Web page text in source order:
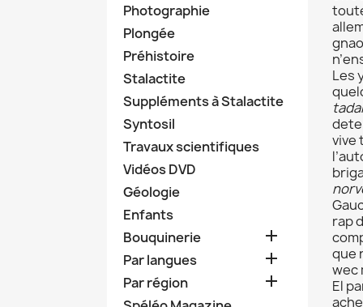
Photographie
Plongée
Préhistoire
Stalactite
Suppléments à Stalactite
Syntosil
Travaux scientifiques
Vidéos DVD
Géologie
Enfants
Bouquinerie

Par langues 
Par région 
Les
vive
rap
que
wec
El